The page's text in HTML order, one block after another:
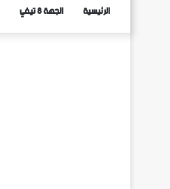
الرئيسية الجهة 8 تيفي